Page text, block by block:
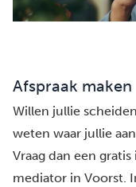
Afspraak maken
Willen jullie
weten waar jullie
Vraag dan een
mediator in Voorst.